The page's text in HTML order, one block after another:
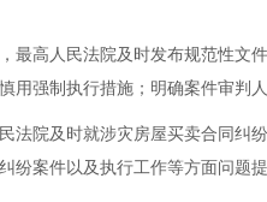
高人民法院及时发布规范性文件
用强制执行措施；明确案件审判
院及时就涉灾房屋买卖合同纠纷
纷案件以及执行工作等方面问题